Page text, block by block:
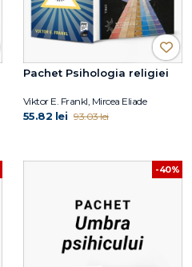
Pachet Psihologia religiei
Viktor E. Frankl, Mircea Eliade
55.82 lei 93.03 lei
-40%